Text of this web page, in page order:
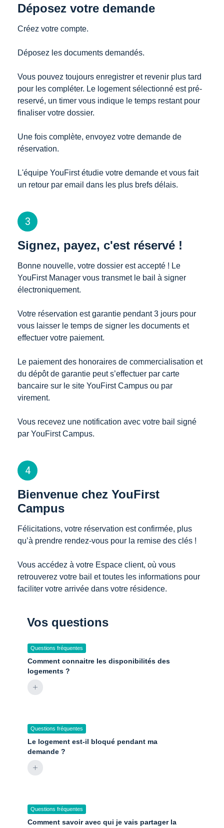
Déposez votre demande
Créez votre compte.
Déposez les documents demandés.
Vous pouvez toujours enregistrer et revenir plus tard
pour les compléter. Le logement sélectionné est pré-
reservé, un timer vous indique le temps restant pour
finaliser votre dossier.
Une fois complète, envoyez votre demande de
réservation.
L'équipe YouFirst étudie votre demande et vous fait
un retour par email dans les plus brefs délais.
3
Signez, payez, c'est réservé !
Bonne nouvelle, votre dossier est accepté ! Le
YouFirst Manager vous transmet le bail à signer
électroniquement.
Votre réservation est garantie pendant 3 jours pour
vous laisser le temps de signer les documents et
effectuer votre paiement.
Le paiement des honoraires de commercialisation et
du dépôt de garantie peut s’effectuer par carte
bancaire sur le site YouFirst Campus ou par
virement.
Vous recevez une notification avec votre bail signé
par YouFirst Campus.
4
Bienvenue chez YouFirst
Campus
Félicitations, votre réservation est confirmée, plus
qu’à prendre rendez-vous pour la remise des clés !
Vous accédez à votre Espace client, où vous
retrouverez votre bail et toutes les informations pour
faciliter votre arrivée dans votre résidence.
Vos questions
Questions fréquentes
Comment connaitre les disponibilités des
logements ?
Questions fréquentes
Le logement est-il bloqué pendant ma
demande ?
Questions fréquentes
Comment savoir avec qui je vais partager la